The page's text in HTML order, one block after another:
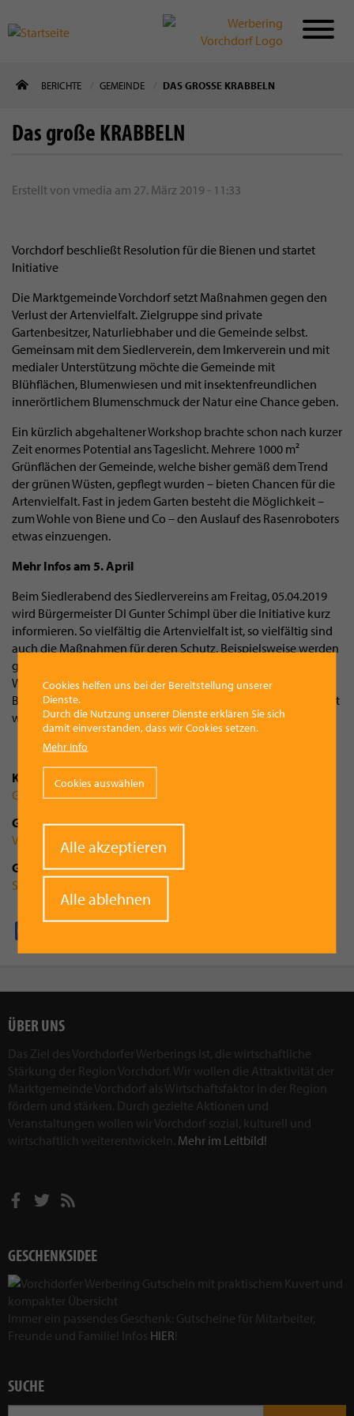
zum
BERICHTE GEMEINDE DAS GROSSE KRABBELN
Das große KRABBELN
Erstellt von vmedia am 27. März 2019 - 11:33
Vorchdorf beschließt Resolution für die Bienen und startet
Initiative
Die Marktgemeinde Vorchdorf setzt Maßnahmen gegen den
Verlust der Artenvielfalt. Zielgruppe sind private
Gartenbesitzer, Naturliebhaber und die Gemeinde selbst.
Gemeinsam mit dem Siedlerverein, dem Imkerverein und mit
medialer Unterstützung möchte die Gemeinde mit
Blühflächen, Blumenwiesen und mit insektenfreundlichen
innerörtlichem Blumenschmuck der Natur eine Chance geben.
Ein kürzlich abgehaltener Workshop brachte schon nach kurzer
Zeit enormes Potential ans Tageslicht. Mehrere 1000 m²
Grünflächen der Gemeinde, welche bisher gemäß dem Trend
der grünen Wüsten, gepflegt wurden – bieten Chancen für die
Artenvielfalt. Fast in jedem Garten besteht die Möglichkeit –
zum Wohle von Biene und Co – den Auslauf des Rasenroboters
etwas einzuengen.
Mehr Infos am 5. April
Beim Siedlerabend des Siedlervereins am Freitag, 05.04.2019
wird Bürgermeister DI Gunter Schimpl über die Initiative kurz
informieren. So vielfältig die Artenvielfalt ist, so vielfältig sind
auch die Maßnahmen für deren Schutz. Beispielsweise werden
gegenwärtig schrittweise alle Straßen- und
Wegbeleuchtungen der Almtalgemeinde auf moderne
Beleuchtung umgestellt, welche mit deutlich weniger UV-Licht
weniger Insekten ins Verderben locken.
Kategorie
Gemeinde
Gemeinde
Vorchdorf
Gruppenzugehörigkeit
Siedlerverein Vorchdorf
ÜBER UNS
Das Ziel des Vorchdorfer Werberings ist, die wirtschaftliche
Stärkung der Region Vorchdorf. Wir wollen die Attraktivität der
Marktgemeinde Vorchdorf als Wirtschaftsfaktor in der Region
fördern und stärken. Durch gezielte Aktionen und
Veranstaltungen wollen wir Vorchdorf sozial, kulturell und
wirtschaftlich weiterentwickeln. Mehr im Leitbild!
GESCHENKSIDEE
Immer ein passendes Geschenk: Gutscheine für Mitarbeiter,
Freunde und Familie! Infos HIER!
SUCHE
Cookies helfen uns bei der Bereitstellung unserer
Dienste.
Durch die Nutzung unserer Dienste erklären Sie sich
damit einverstanden, dass wir Cookies setzen.
Mehr Info
Cookies auswählen
Alle akzeptieren
Alle ablehnen